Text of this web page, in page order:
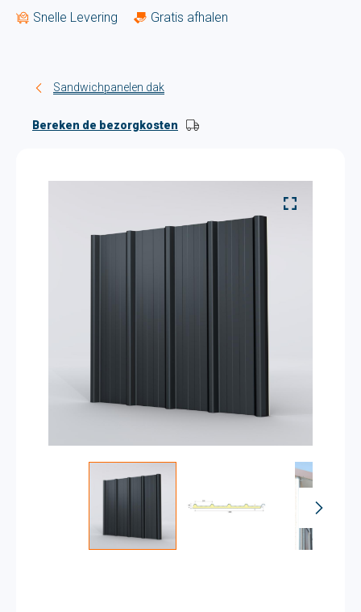
Snelle Levering Gratis afhalen
Sandwichpanelen dak
Bereken de bezorgkosten